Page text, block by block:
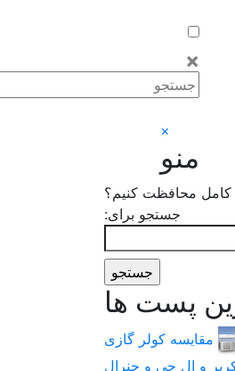
×
×
منو
کامل محافظت کنیم؟
جستجو برای:
پست ها
مقایسه کولر گازی
و ال جی و جنرال